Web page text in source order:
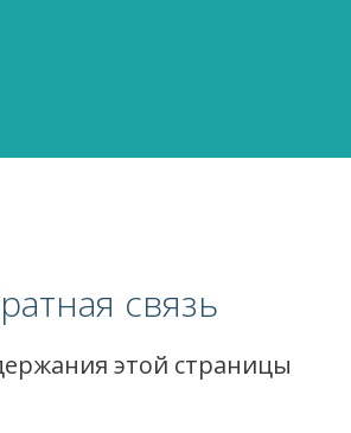
связь
этой страницы